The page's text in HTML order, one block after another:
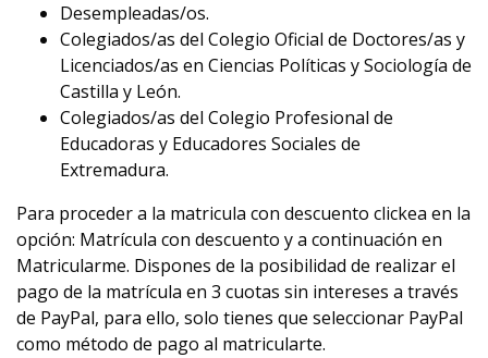
Desempleadas/os.
Colegiados/as del Colegio Oficial de Doctores/as y
Licenciados/as en Ciencias Políticas y Sociología de
Castilla y León.
Colegiados/as del Colegio Profesional de
Educadoras y Educadores Sociales de
Extremadura.
Para proceder a la matricula con descuento clickea en la
opción: Matrícula con descuento y a continuación en
Matricularme. Dispones de la posibilidad de realizar el
pago de la matrícula en 3 cuotas sin intereses a través
de PayPal, para ello, solo tienes que seleccionar PayPal
como método de pago al matricularte.